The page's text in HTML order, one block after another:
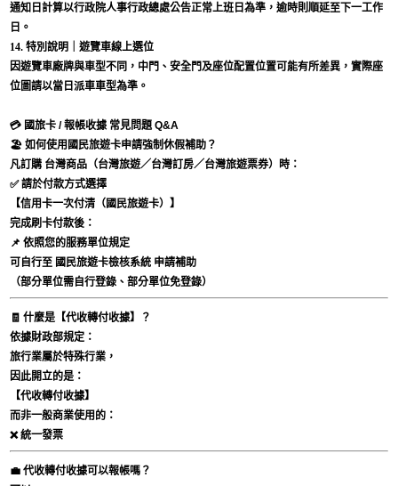
通知日計算以行政院人事行政總處公告正常上班日為準，逾時則順延至下一工作
日。
14. 特別說明｜遊覽車線上選位
因遊覽車廠牌與車型不同，中門、安全門及座位配置位置可能有所差異，實際座
位圖請以當日派車車型為準。
💳 國旅卡 / 報帳收據 常見問題 Q&A
🏖 如何使用國民旅遊卡申請強制休假補助？
凡訂購 台灣商品 （台灣旅遊／台灣訂房／台灣旅遊票券）時：
✅ 請於付款方式選擇
【信用卡一次付清（國民旅遊卡）】
完成刷卡付款後：
📌 依照您的服務單位規定
可自行至 國民旅遊卡檢核系統 申請補助
（部分單位需自行登錄、部分單位免登錄）
🧾 什麼是【代收轉付收據】？
依據財政部規定：
旅行業屬於特殊行業，
因此開立的是：
【代收轉付收據】
而非一般商業使用的：
❌ 統一發票
💼 代收轉付收據可以報帳嗎？